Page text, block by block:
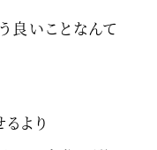
良いことなんて
より